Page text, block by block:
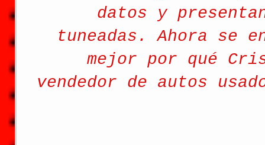
datos y
tuneadas. Ahora se
mejor por qué
vendedor de autos